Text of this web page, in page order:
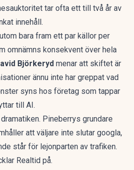
tar ofta ett till två år av
innehåll.
bara fram ett par källor per
omnämns konsekvent över hela
Björkeryd menar att skiftet är
ännu inte har greppat vad
syns hos företag som tappar
till AI.
Pineberrys grundare
att väljare inte slutar googla,
står för lejonparten av trafiken.
Realtid på.